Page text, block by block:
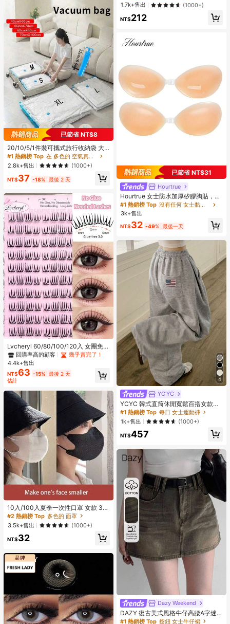
已節省 NT$8
20/10/5/1件裝可攜式旅行收納袋 大
容量壓縮真空袋 可重複使用 折疊式收
納袋 行李袋 防塵包裝收納方塊 防潮
防蛀 省空間 適用於衣物、被褥、衣
櫥，開學季適用
#1 熱銷榜 Top
在 多色的 空氣真空袋和泵
2.8k+售出
(1000+)
NT$37 -18% 最後 2 天
Lvcheryl 60/80/100/120入 女團免膠
假睫毛 - 超薄自黏式睫毛接長 C捲，
無需膠水，自然外觀，適合初學者 DI
Y 睫毛，派對長效持妝，柔軟質感睫
毛彩妝
#1 熱銷榜 Top
無需膠水，無需去除劑 單根睫毛
回購率高的顧客
幾乎賣完了！
#1 熱銷榜 Top
無需膠水，無需去除劑 單根睫毛
回購率高的顧客
幾乎賣完了！
#1 熱銷榜 Top
無需膠水，無需去除劑 單根睫毛
回購率高的顧客
幾乎賣完了！
#1 熱銷榜 Top
回購率高的顧客
幾乎賣完了！
4.4k+售出
NT$63 -15% 最後 2 天
估計
10入/100入夏季一次性口罩 女款 3D
立體白色面罩 小包裝 學校適用
回購率高的顧客
幾乎賣完了！
#2 熱銷榜 Top 多色的 面罩
回購率高的顧客
幾乎賣完了！
#2 熱銷榜 Top 多色的 面罩
回購率高的顧客
幾乎賣完了！
#2 熱銷榜 Top
回購率高的顧客
幾乎賣完了！
3.5k+售出 (1000+)
NT$32
1.7k+售出
(1000+)
NT$212
已節省 NT$31
Hourtrue
Hourtrue 女士防水加厚矽膠胸貼，適
合小胸提升與聚攏，婚禮攝影專用，
適合伴娘使用
#1 熱銷榜 Top
沒有任何 女士黏性胸罩
3k+售出
NT$32 -49% 最後一天
4
YC'YC
YCYC 韓式直筒休閒寬鬆百搭女款運
動長褲 秋季
#1 熱銷榜 Top 每日 女士運動褲
1k+售出
(1000+)
NT$457
Dazy Weekend
DAZY 復古美式風格牛仔高腰A字迷
你裙，新款牛仔裙校園風
#1 熱銷榜 Top 按鈕 女士牛仔裙